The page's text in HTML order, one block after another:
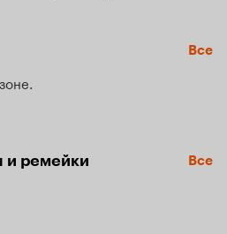
Все
и ремейки Все